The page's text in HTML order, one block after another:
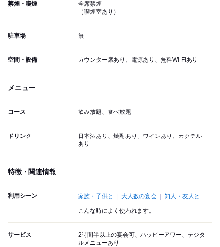
禁煙・喫煙
全席禁煙
（喫煙室あり）
駐車場 無
空間・設備 カウンター席あり、電源あり、無料Wi-Fiあり
メニュー
コース 飲み放題、食べ放題
ドリンク
日本酒あり、焼酎あり、ワインあり、カクテル
あり
特徴・関連情報
利用シーン 家族・子供と 大人数の宴会 知人・友人と
こんな時によく使われます。
サービス
2時間半以上の宴会可、ハッピーアワー、デジタ
ルメニューあり